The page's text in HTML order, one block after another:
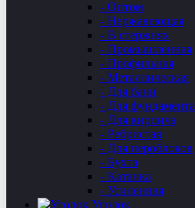
- Оптом
- Нержавеющая
- В стержнях
- Промышленная
- Профильная
- Металлическая
- Для бани
- Для фундамента
- Для кирпича
- Ребристая
- Для пероблоков
- Бухта
- Катанка
- Усиленная
Уголок